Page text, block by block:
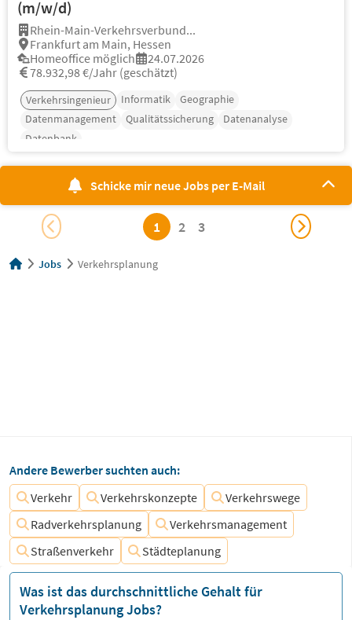
(m/w/d)
Rhein-Main-Verkehrsverbund...
Frankfurt am Main, Hessen
Homeoffice möglich
24.07.2026
78.932,98 €/Jahr (geschätzt)
Verkehrsingenieur Informatik
Geographie
Datenmanagement
Qualitätssicherung
Datenanalyse
Datenbank
Schicke mir neue Jobs per E-Mail
1 2 3
Jobs Verkehrsplanung
Andere Bewerber suchten auch:
Verkehr
Verkehrskonzepte
Verkehrswege
Radverkehrsplanung
Verkehrsmanagement
Straßenverkehr
Städteplanung
Was ist das durchschnittliche Gehalt für
Verkehrsplanung Jobs?